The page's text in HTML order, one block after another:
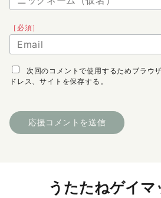
［必須］
次回のコメントで使用するためブラウ
ドレス、サイトを保存する。
うたたねゲイマ